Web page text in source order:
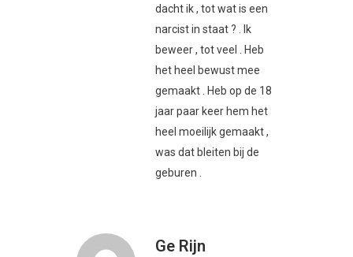
dacht ik , tot wat is een
narcist in staat ? . Ik
beweer , tot veel . Heb
het heel bewust mee
gemaakt . Heb op de 18
jaar paar keer hem het
heel moeilijk gemaakt ,
was dat bleiten bij de
geburen .
Ge Rijn